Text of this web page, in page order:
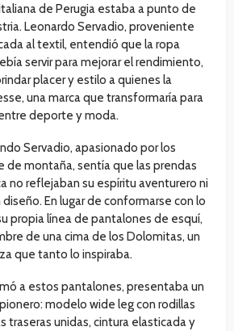
de Perugia estaba a punto de
Leonardo Servadio, proveniente
al textil, entendió que la ropa
servir para mejorar el rendimiento,
placer y estilo a quienes la
una marca que transformaría para
deporte y moda.
Servadio, apasionado por los
de montaña, sentía que las prendas
no reflejaban su espíritu aventurero ni
En lugar de conformarse con lo
propia línea de pantalones de esquí,
de una cima de los Dolomitas, un
que tanto lo inspiraba.
a estos pantalones, presentaba un
modelo wide leg con rodillas
traseras unidas, cintura elasticada y